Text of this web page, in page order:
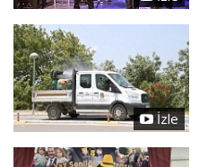
İzle